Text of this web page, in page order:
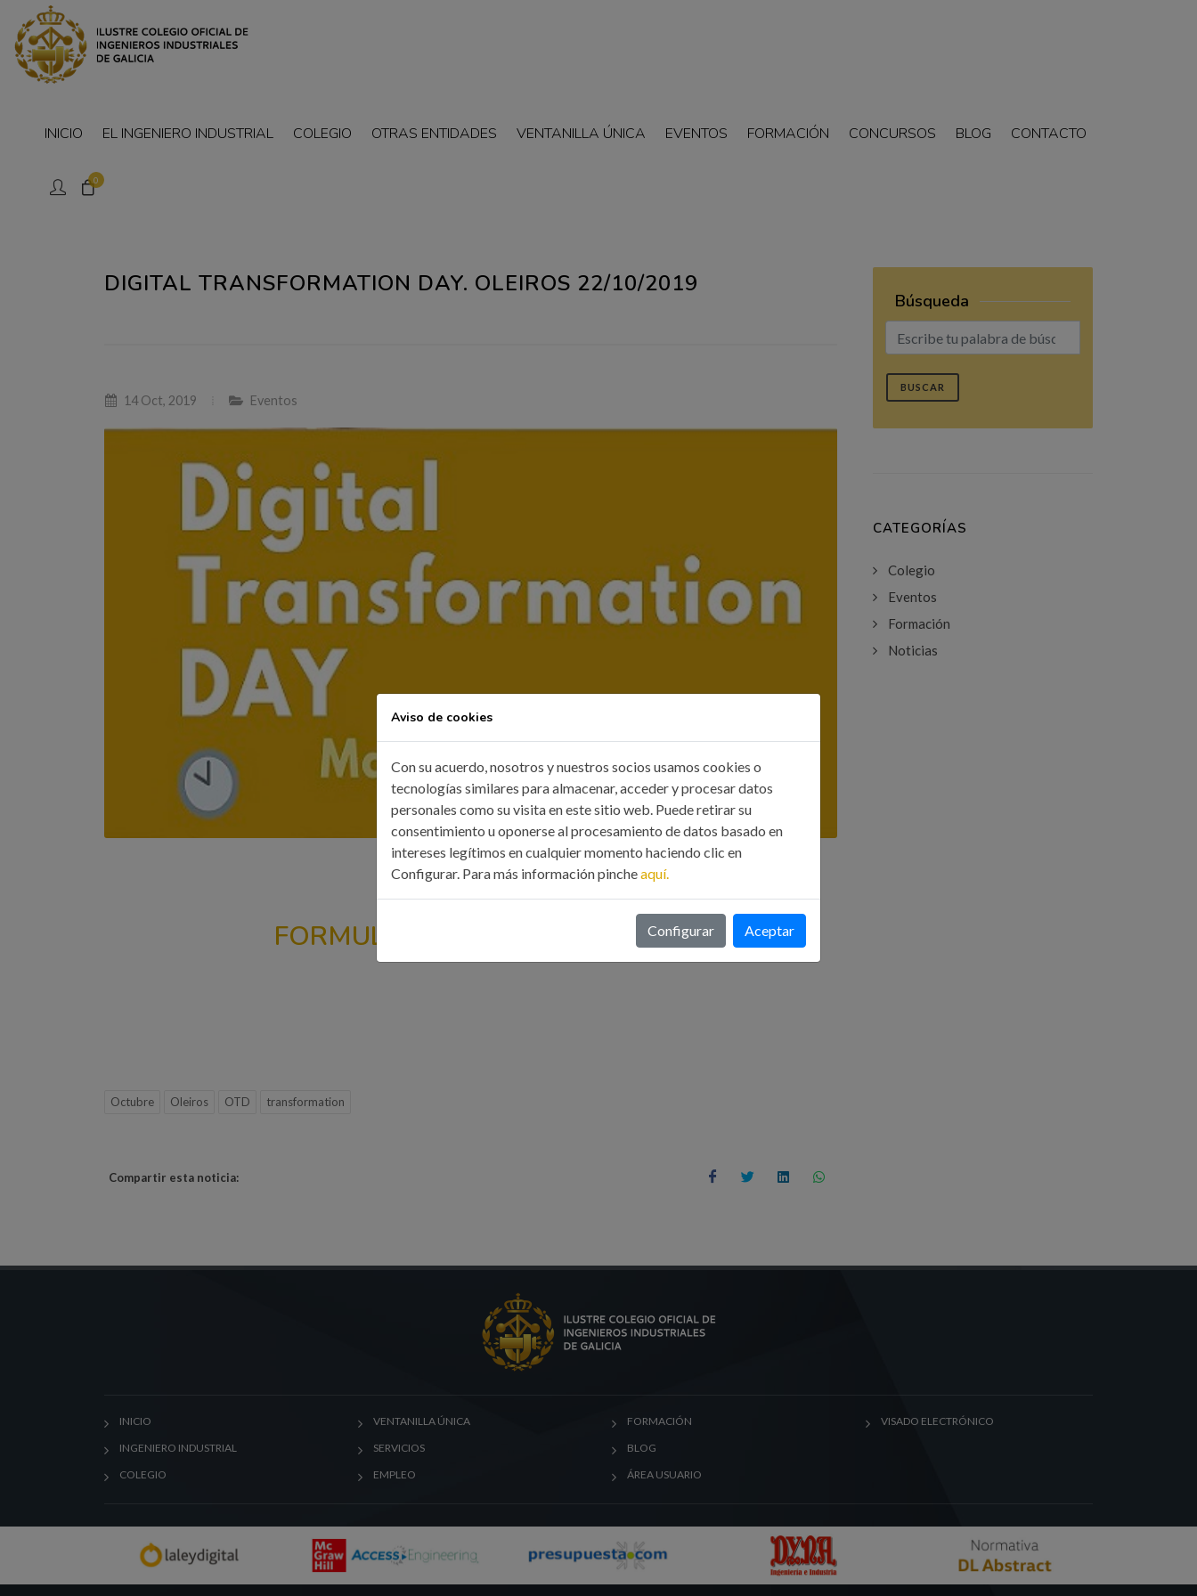
0
INICIO EL INGENIERO INDUSTRIAL COLEGIO OTRAS ENTIDADES VENTANILLA ÚNICA EVENTOS FORMACIÓN CONCURSOS BLOG CONTACTO
DIGITAL TRANSFORMATION DAY. OLEIROS 22/10/2019
14 Oct, 2019 Eventos
FORMULARIO DE INSCRIPCIÓN
Octubre Oleiros OTD transformation
Compartir esta noticia:
Búsqueda
BUSCAR
CATEGORÍAS
Colegio
Eventos
Formación
Noticias
INICIO
INGENIERO INDUSTRIAL
COLEGIO
VENTANILLA ÚNICA
SERVICIOS
EMPLEO
FORMACIÓN
BLOG
ÁREA USUARIO
VISADO ELECTRÓNICO
Aviso de cookies
Con su acuerdo, nosotros y nuestros socios usamos cookies o
tecnologías similares para almacenar, acceder y procesar datos
personales como su visita en este sitio web. Puede retirar su
consentimiento u oponerse al procesamiento de datos basado en
intereses legítimos en cualquier momento haciendo clic en
Configurar. Para más información pincheaquí.
Configurar Aceptar